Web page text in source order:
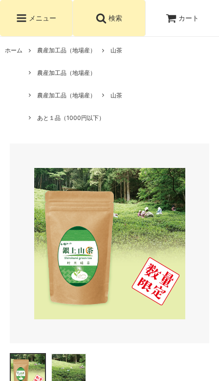
メニュー 検索 カート
ホーム 農産加工品（地場産） 山茶
農産加工品（地場産）
農産加工品（地場産） 山茶
あと１品（1000円以下）